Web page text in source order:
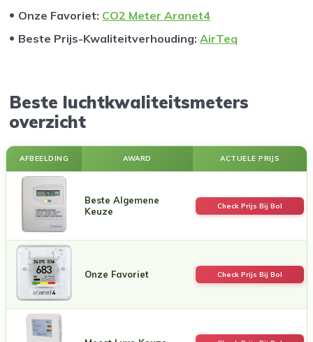
Onze Favoriet: CO2 Meter Aranet4
Beste Prijs-Kwaliteitverhouding:AirTeq
Beste luchtkwaliteitsmeters
overzicht
AFBEELDING AWARD ACTUELE PRIJS
Beste Algemene
Keuze
Check Prijs Bij Bol
Onze Favoriet Check Prijs Bij Bol